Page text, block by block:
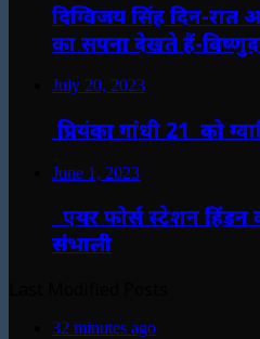
दिग्विजय सिंह दिन-
का सपना देखते हैं-
July 20, 2023
प्रियंका गांधी 21 को
June 1, 2023
एयर फोर्स स्टेशन
संभाली
32 minutes ago